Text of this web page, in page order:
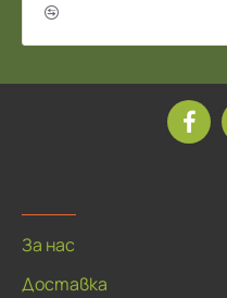
За нас
Доставка